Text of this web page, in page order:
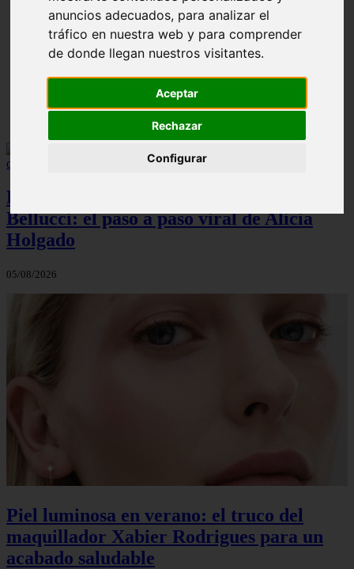
anuncios adecuados, para analizar el
tráfico en nuestra web y para comprender
de donde llegan nuestros visitantes.
Aceptar
Rechazar
Configurar
¿Cuál es la mejor crema anticelulíticas? opiniones y
análisis
El maquillaje atemporal de Monica
Bellucci: el paso a paso viral de Alicia
Holgado
05/08/2026
Piel luminosa en verano: el truco del
maquillador Xabier Rodrigues para un
acabado saludable